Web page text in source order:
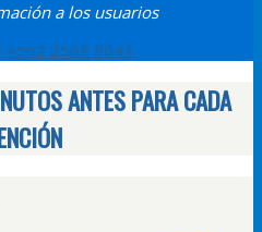
a los usuarios
+562 2568 8041
ANTES PARA CADA